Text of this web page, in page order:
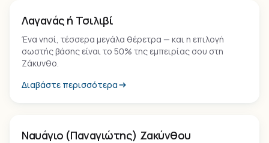
Οικισμός
Λαγανάς ή Τσιλιβί
Ένα νησί, τέσσερα μεγάλα θέρετρα — και η επιλογή
σωστής βάσης είναι το 50% της εμπειρίας σου στη
Ζάκυνθο.
Διαβάστε περισσότερα
Παραλία
Ναυάγιο (Παναγιώτης) Ζακύνθου